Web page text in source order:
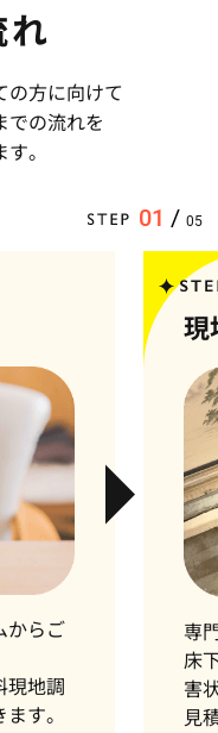
の方に向けて
での流れを
。
01 / 05
からご
現地調
す。
現
専
床
害
見